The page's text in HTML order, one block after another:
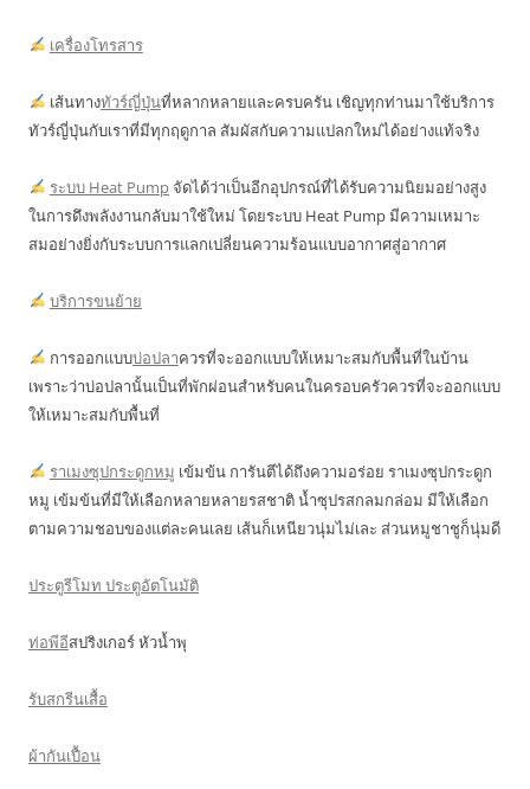
เครื่องโทรสาร
เส้นทางทัวร์ญี่ปุ่นที่หลากหลายและครบครัน เชิญทุกท่านมาใช้บริการ
ทัวร์ญี่ปุ่นกับเราที่มีทุกฤดูกาล สัมผัสกับความแปลกใหม่ได้อย่างแท้จริง
ระบบ Heat Pumpจัดได้ว่าเป็นอีกอุปกรณ์ที่ได้รับความนิยมอย่างสูง
ในการดึงพลังงานกลับมาใช้ใหม่ โดยระบบ Heat Pump มีความเหมาะ
สมอย่างยิ่งกับระบบการแลกเปลี่ยนความร้อนแบบอากาศสู่อากาศ
บริการขนย้าย
การออกแบบบ่อปลาควรที่จะออกแบบให้เหมาะสมกับพื้นที่ในบ้าน
เพราะว่าบ่อปลานั้นเป็นที่พักผ่อนสำหรับคนในครอบครัวควรที่จะออกแบบ
ให้เหมาะสมกับพื้นที่
ราเมงซุปกระดูกหมู เข้มข้น การันตีได้ถึงความอร่อย ราเมงซุปกระดูก
หมู เข้มข้นที่มีให้เลือกหลายหลายรสชาติ น้ำซุปรสกลมกล่อม มีให้เลือก
ตามความชอบของแต่ละคนเลย เส้นก็เหนียวนุ่มไม่เละ ส่วนหมูชาชูก็นุ่มดี
ประตูรีโมท ประตูอัตโนมัติ
ท่อพีอีสปริงเกอร์ หัวน้ำพุ
รับสกรีนเสื้อ
ผ้ากันเปื้อน